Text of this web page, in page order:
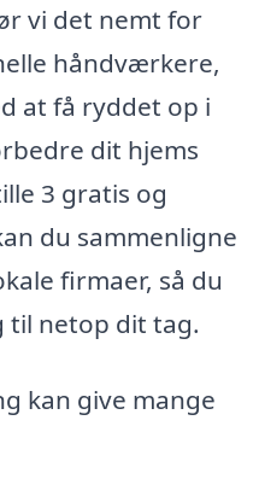
vi det nemt for
håndværkere,
at få ryddet op i
dit hjems
3 gratis og
du sammenligne
firmaer, så du
til netop dit tag.
kan give mange